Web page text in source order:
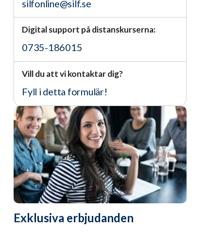
silfonline@silf.se
Digital support på distanskurserna:
0735-186015
Vill du att vi kontaktar dig?
Fyll i detta formulär!
Exklusiva erbjudanden